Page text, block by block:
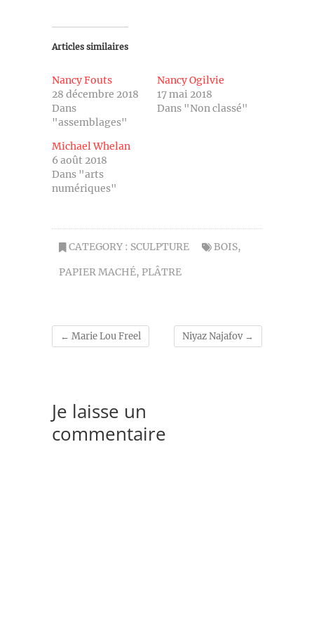
Articles similaires
Nancy Fouts
28 décembre 2018
Dans
"assemblages"
Nancy Ogilvie
17 mai 2018
Dans "Non classé"
Michael Whelan
6 août 2018
Dans "arts
numériques"
CATEGORY : SCULPTURE BOIS,
PAPIER MACHÉ, PLÂTRE
← Marie Lou Freel Niyaz Najafov →
Je laisse un
commentaire